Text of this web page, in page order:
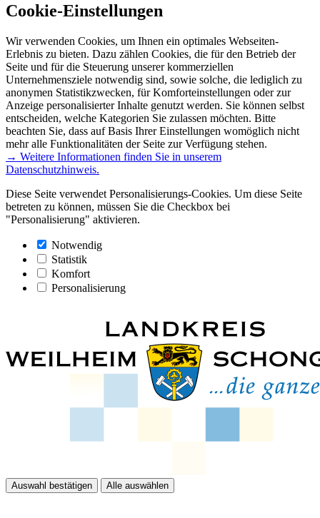
Cookie-Einstellungen
Wir verwenden Cookies, um Ihnen ein optimales Webseiten-
Erlebnis zu bieten. Dazu zählen Cookies, die für den Betrieb der
Seite und für die Steuerung unserer kommerziellen
Unternehmensziele notwendig sind, sowie solche, die lediglich zu
anonymen Statistikzwecken, für Komforteinstellungen oder zur
Anzeige personalisierter Inhalte genutzt werden. Sie können selbst
entscheiden, welche Kategorien Sie zulassen möchten. Bitte
beachten Sie, dass auf Basis Ihrer Einstellungen womöglich nicht
mehr alle Funktionalitäten der Seite zur Verfügung stehen.
→ Weitere Informationen finden Sie in unserem
Datenschutzhinweis.
Diese Seite verwendet Personalisierungs-Cookies. Um diese Seite
betreten zu können, müssen Sie die Checkbox bei
"Personalisierung" aktivieren.
Notwendig
Statistik
Komfort
Personalisierung
Auswahl bestätigen Alle auswählen